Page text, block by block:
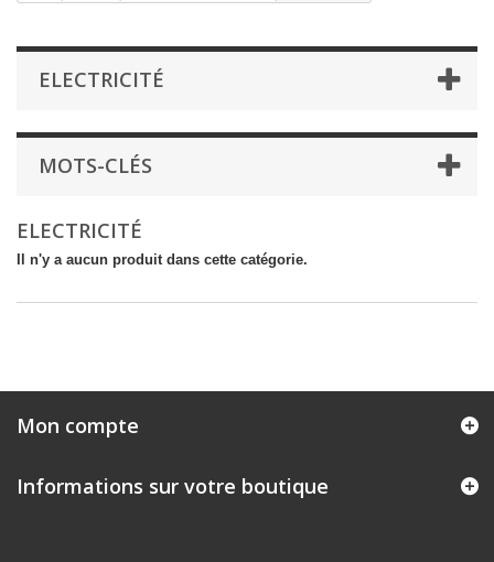
ELECTRICITÉ
MOTS-CLÉS
ELECTRICITÉ
Il n'y a aucun produit dans cette catégorie.
Mon compte
Informations sur votre boutique